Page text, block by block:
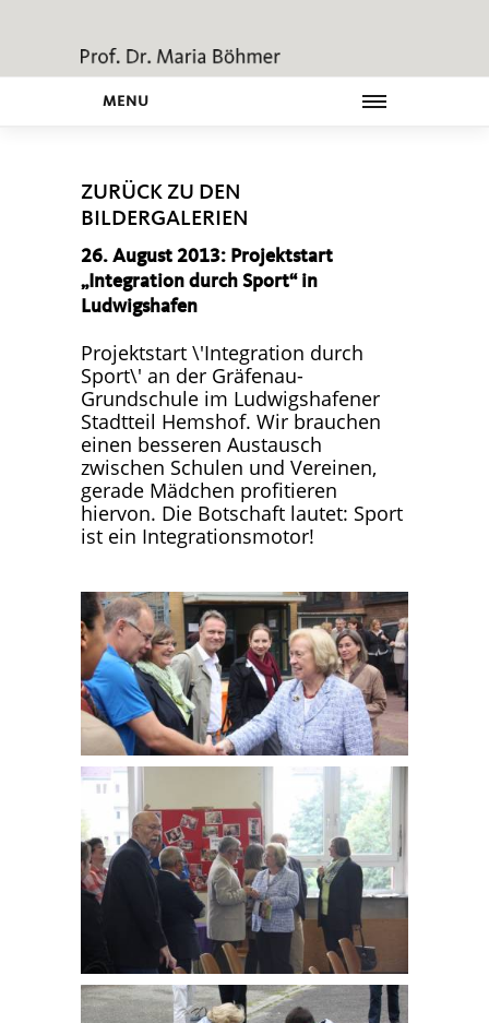
MENU
ZURÜCK ZU DEN
BILDERGALERIEN
26. August 2013: Projektstart
Integration durch Sport“ in
Ludwigshafen
Projektstart \'Integration durch
Sport\' an der Gräfenau-
Grundschule im Ludwigshafener
Stadtteil Hemshof. Wir brauchen
einen besseren Austausch
zwischen Schulen und Vereinen,
gerade Mädchen profitieren
hiervon. Die Botschaft lautet: Sport
ist ein Integrationsmotor!